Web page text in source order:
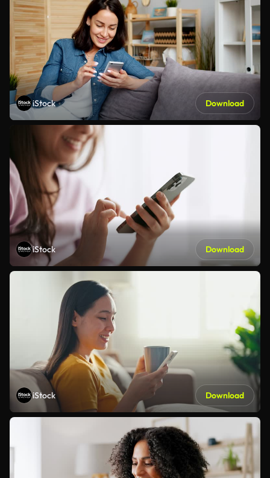
iStock Download
iStock Download
iStock Download